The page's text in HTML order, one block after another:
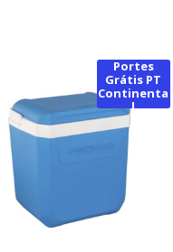
Portes
Grátis PT
Continenta
l